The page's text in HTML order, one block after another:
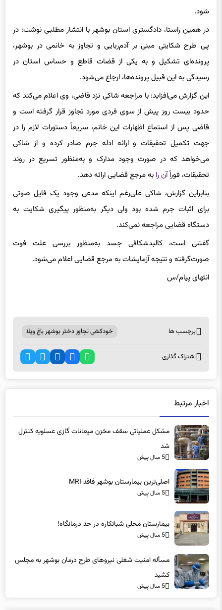
شود.
در همین راستا، دادگستری استان بوشهر با انتشار مطلبی نوشت: در
پی طرح شکایتی مبنی بر آدم‌ربایی و تجاوز به خانمی در بوشهر،
پرونده‌ای تشکیل و به یکی از قضات قاطع و حساس استان در
رسیدگی به این قبیل پرونده‌ها، ارجاع می‌شود.
این گزارش می‌افزاید: با مراجعه شاکی نزد قاضی، وی اعلام می‌کند که
حدود بیست روز پیش از سوی فردی مورد تجاوز قرار گرفته است و
قاضی پس از استماع اظهارات این خانم، سریعاً دستورات لازم را در
جهت تکمیل تحقیقات و ارائه ادله جرم صادر کرده و از شاکی
می‌خواهد که در صورت وجود مدارک و به‌منظور تسریع در روند
تحقیقات، فوراًآن را به مرجع قضایی ارائه دهد.
بنابراین گزارش، شاکی علی‌رغم اینکه مدعی وجود یک فایل صوتی
برای اثبات جرم شده بود ولی دیگر به‌منظور پیگیری شکایت به
دستگاه قضایی مراجعه نمی‌کند.
گفتنی است، کالبدشکافی جسد به‌منظور بررسی علت فوت
صورت‌گرفته و نتیجه آزمایشات به مرجع قضایی اعلام می‌شود.
انتهای پیام/س
برچسب ها خودکشی تجاوز دختر بوشهر باغ ویلا
اشتراک گذاری
اخبار مرتبط
مشکل عملیاتی سقف مخزن میعانات گازی عسلویه کنترل
شد
5 سال پیش
اصلی‌ترین بیمارستان بوشهر فاقد MRI
5 سال پیش
بیمارستان محلی شبانکاره در حد درمانگاه!
5 سال پیش
مسأله امنیت شغلی نیروهای طرح درمان بوشهر به مجلس
کشید
5 سال پیش